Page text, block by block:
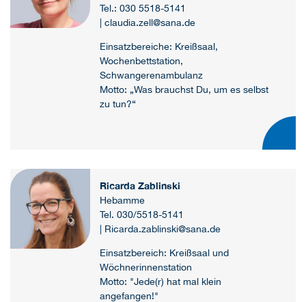
Tel.: 030 5518-5141
| claudia.zell@sana.de
Einsatzbereiche: Kreißsaal,
Wochenbettstation,
Schwangerenambulanz
Motto: „Was brauchst Du, um es selbst
zu tun?“
Ricarda Zablinski
Hebamme
Tel. 030/5518-5141
| Ricarda.zablinski@sana.de
Einsatzbereich: Kreißsaal und
Wöchnerinnenstation
Motto: "Jede(r) hat mal klein
angefangen!"